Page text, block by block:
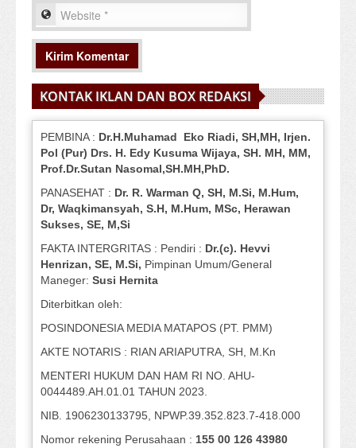
KONTAK IKLAN DAN BOX REDAKSI
PEMBINA : Dr.H.Muhamad Eko Riadi, SH,MH, Irjen.
Pol (Pur) Drs. H. Edy Kusuma Wijaya, SH. MH, MM,
Prof.Dr.Sutan Nasomal,SH.MH,PhD.
PANASEHAT : Dr. R. Warman Q, SH, M.Si, M.Hum,
Dr, Waqkimansyah, S.H, M.Hum, MSc, Herawan
Sukses, SE, M,Si
FAKTA INTERGRITAS : Pendiri : Dr.(c). Hevvi
Henrizan, SE, M.Si, Pimpinan Umum/General
Maneger: Susi Hernita
Diterbitkan oleh:
POSINDONESIA MEDIA MATAPOS (PT. PMM)
AKTE NOTARIS : RIAN ARIAPUTRA, SH, M.Kn
MENTERI HUKUM DAN HAM RI NO. AHU-
0044489.AH.01.01 TAHUN 2023.
NIB. 1906230133795, NPWP.39.352.823.7-418.000
Nomor rekening Perusahaan : 155 00 126 43980